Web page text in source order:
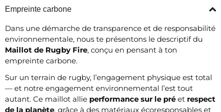
Empreinte carbone
Dans une démarche de transparence et de responsabilité
environnementale, nous te présentons le descriptif du
Maillot de Rugby Fire, conçu en pensant à ton
empreinte carbone.
Sur un terrain de rugby, l’engagement physique est total
— et notre engagement environnemental l’est tout
autant. Ce maillot allie performance sur le pré et respect
de la planète, grâce à des matériaux écoresponsables et